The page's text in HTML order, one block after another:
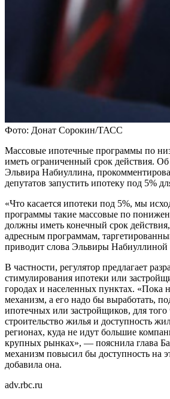
Фото: Донат Сорокин/ТАСС
Массовые ипотечные программы по
иметь ограниченный срок действия.
Эльвира Набиуллина,
депутатов запустить ипотеку под 5%
«Что касается ипотеки под 5%, мы
программы такие массовые по
должны иметь конечный срок
адресным программам,
приводит слова Эльвиры
В частности, регулятор предлагает
стимулирования ипотеки или
городах и населенных пунктах. «Пока
механизм, а его надо бы выработать,
ипотечных или застройщиков, для
строительство жилья и доступность
регионах, куда не идут большие
крупных рынках», — пояснила глава
механизм повысил бы доступность на
добавила она.
adv.rbc.ru